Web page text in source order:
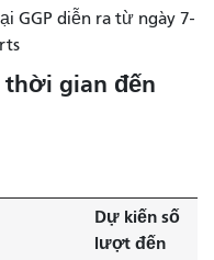
GGP diễn ra từ ngày 7-
gian đến
Dự kiến ​​số
lượt đến